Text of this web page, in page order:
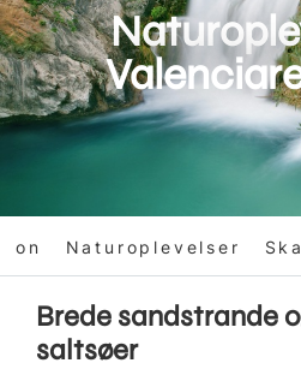
Naturoplevelser
Brede sandstrande
saltsøer